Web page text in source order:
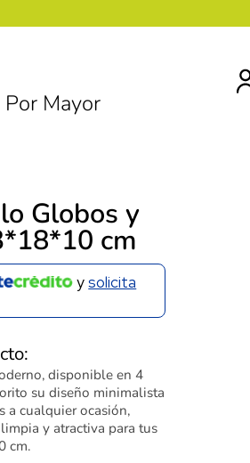
Mayor
Globos y
cm
ysolicita
disponible en 4
su diseño minimalista
a cualquier ocasión,
y atractiva para tus
cm.